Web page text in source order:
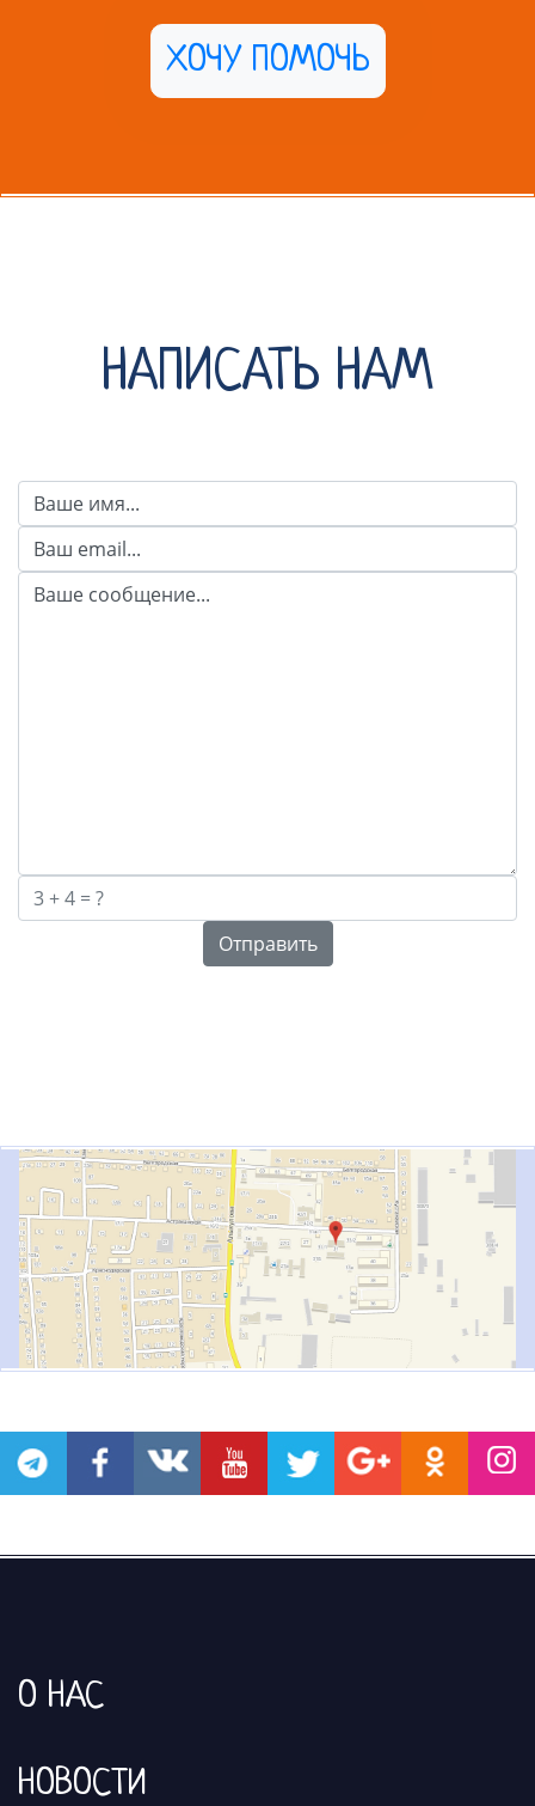
ХОЧУ ПОМОЧЬ
НАПИСАТЬ НАМ
О НАС
НОВОСТИ